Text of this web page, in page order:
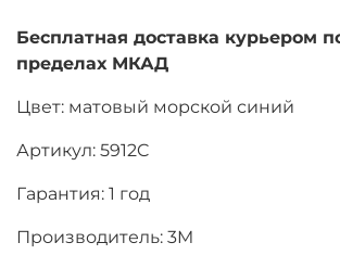
Бесплатная доставка курьером
пределах МКАД
Цвет: матовый морской синий
Артикул: 5912C
Гарантия: 1 год
Производитель: 3M